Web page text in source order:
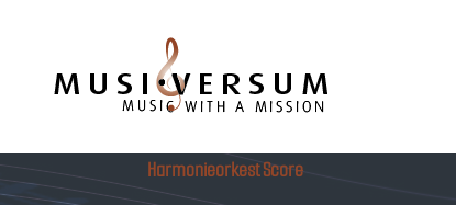
Harmonieorkest Score